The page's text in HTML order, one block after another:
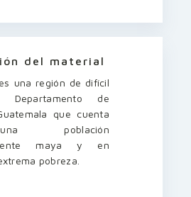
del material
una región de difícil
Departamento de
que cuenta
población
maya y en
pobreza.